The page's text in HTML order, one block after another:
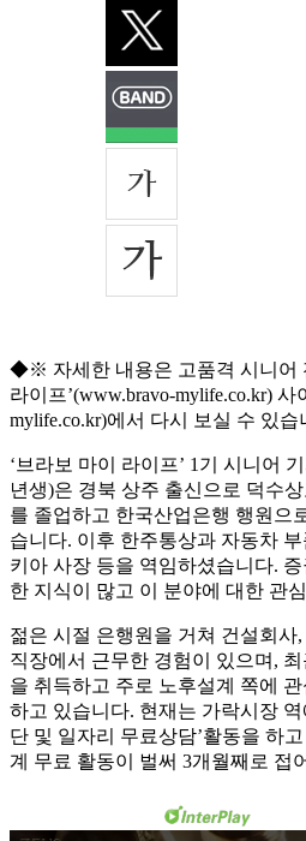
◆※ 자세한 내용은 고품격 시니어
라이프’(www.bravo-mylife.co.kr)
mylife.co.kr)에서 다시 보실 수 있습
‘브라보 마이 라이프’ 1기 시니어
년생)은 경북 상주 출신으로 덕수
를 졸업하고 한국산업은행 행원으
습니다. 이후 한주통상과 자동차
키아 사장 등을 역임하셨습니다.
한 지식이 많고 이 분야에 대한 관
젊은 시절 은행원을 거쳐 건설회사
직장에서 근무한 경험이 있으며,
을 취득하고 주로 노후설계 쪽에
하고 있습니다. 현재는 가락시장
단 및 일자리 무료상담’활동을 하
계 무료 활동이 벌써 3개월째로 접